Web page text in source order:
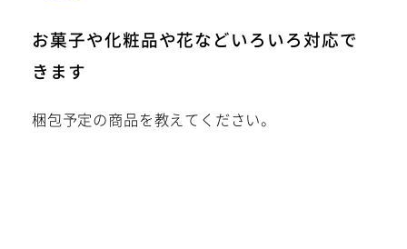
24時間受付中
お菓子や化粧品や花などいろいろ対応で
きます
梱包予定の商品を教えてください。